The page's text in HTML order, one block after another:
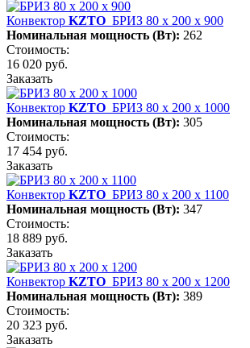
Конвектор KZTO БРИЗ 80 х 200 х 900
Номинальная мощность (Вт): 262
Стоимость:
16 020 руб.
Заказать
Конвектор KZTO БРИЗ 80 х 200 х 1000
Номинальная мощность (Вт): 305
Стоимость:
17 454 руб.
Заказать
Конвектор KZTO БРИЗ 80 х 200 х 1100
Номинальная мощность (Вт): 347
Стоимость:
18 889 руб.
Заказать
Конвектор KZTO БРИЗ 80 х 200 х 1200
Номинальная мощность (Вт): 389
Стоимость:
20 323 руб.
Заказать